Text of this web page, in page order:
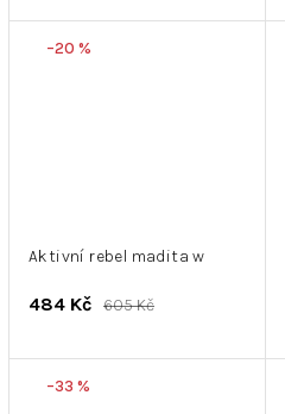
–20 %
Aktivní rebel madita w
484 Kč 605 Kč
–33 %